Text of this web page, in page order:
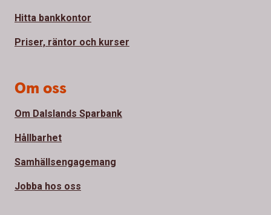
Hitta bankkontor
Priser, räntor och kurser
Om oss
Om Dalslands Sparbank
Hållbarhet
Samhällsengagemang
Jobba hos oss